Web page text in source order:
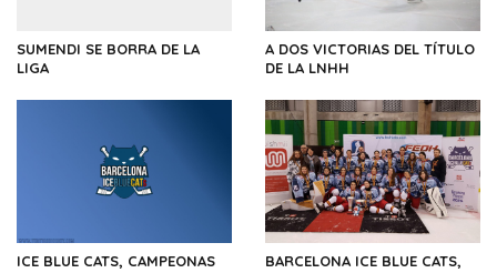
SUMENDI SE BORRA DE LA
LIGA
A DOS VICTORIAS DEL TÍTULO
DE LA LNHH
ICE BLUE CATS, CAMPEONAS
BARCELONA ICE BLUE CATS,